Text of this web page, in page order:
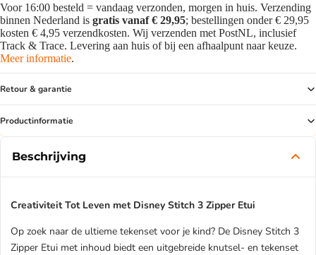
Voor 16:00 besteld = vandaag verzonden, morgen in huis. Verzending
binnen Nederland is gratis vanaf € 29,95; bestellingen onder € 29,95
kosten € 4,95 verzendkosten. Wij verzenden met PostNL, inclusief
Track & Trace. Levering aan huis of bij een afhaalpunt naar keuze.
Meer informatie.
Retour & garantie
Productinformatie
Beschrijving
Creativiteit Tot Leven met Disney Stitch 3 Zipper Etui
Op zoek naar de ultieme tekenset voor je kind? De Disney Stitch 3
Zipper Etui met inhoud biedt een uitgebreide knutsel- en tekenset